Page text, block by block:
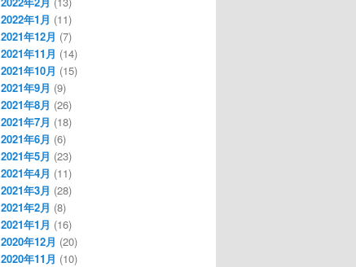
2022年1月 (11)
2021年12月 (7)
2021年11月 (14)
2021年10月 (15)
2021年9月 (9)
2021年8月 (26)
2021年7月 (18)
2021年6月 (6)
2021年5月 (23)
2021年4月 (11)
2021年3月 (28)
2021年2月 (8)
2021年1月 (16)
2020年12月 (20)
2020年11月 (10)